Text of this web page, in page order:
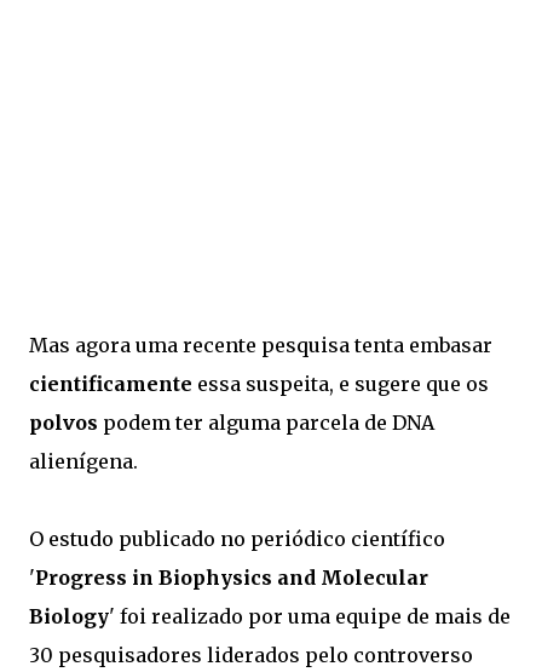
Mas agora uma recente pesquisa tenta embasar
cientificamente essa suspeita, e sugere que os
polvos podem ter alguma parcela de DNA
alienígena.
O estudo publicado no periódico científico
'Progress in Biophysics and Molecular
Biology' foi realizado por uma equipe de mais de
30 pesquisadores liderados pelo controverso